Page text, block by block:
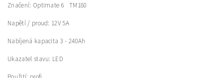
Značení: Optimate 6 TM180
Napětí / proud: 12V 5A
Nabíjená kapacita 3 - 240Ah
Ukazatel stavu: LED